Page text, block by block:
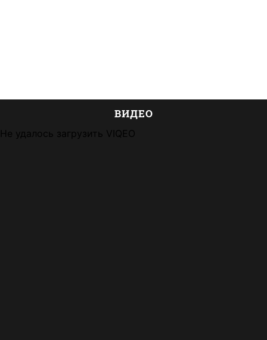
ВИДЕО
Не удалось загрузить VIQEO